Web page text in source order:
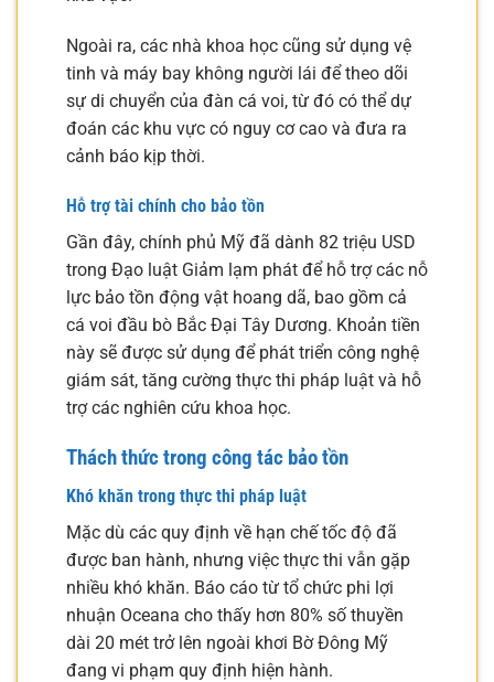
Ngoài ra, các nhà khoa học cũng sử dụng vệ
tinh và máy bay không người lái để theo dõi
sự di chuyển của đàn cá voi, từ đó có thể dự
đoán các khu vực có nguy cơ cao và đưa ra
cảnh báo kịp thời.
Hỗ trợ tài chính cho bảo tồn
Gần đây, chính phủ Mỹ đã dành 82 triệu USD
trong Đạo luật Giảm lạm phát để hỗ trợ các nỗ
lực bảo tồn động vật hoang dã, bao gồm cả
cá voi đầu bò Bắc Đại Tây Dương. Khoản tiền
này sẽ được sử dụng để phát triển công nghệ
giám sát, tăng cường thực thi pháp luật và hỗ
trợ các nghiên cứu khoa học.
Thách thức trong công tác bảo tồn
Khó khăn trong thực thi pháp luật
Mặc dù các quy định về hạn chế tốc độ đã
được ban hành, nhưng việc thực thi vẫn gặp
nhiều khó khăn. Báo cáo từ tổ chức phi lợi
nhuận Oceana cho thấy hơn 80% số thuyền
dài 20 mét trở lên ngoài khơi Bờ Đông Mỹ
đang vi phạm quy định hiện hành.